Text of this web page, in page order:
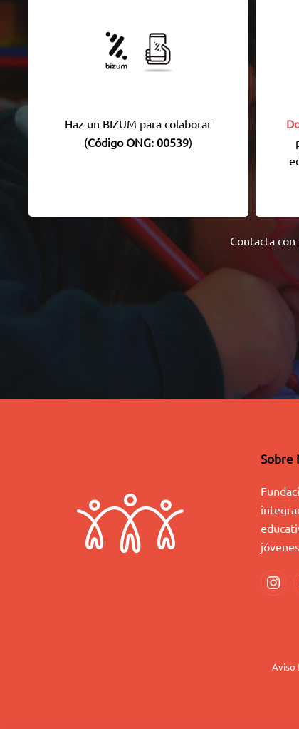
Haz un BIZUM para colaborar
(Código ONG: 00539)
Contacta
Sobre
Aviso